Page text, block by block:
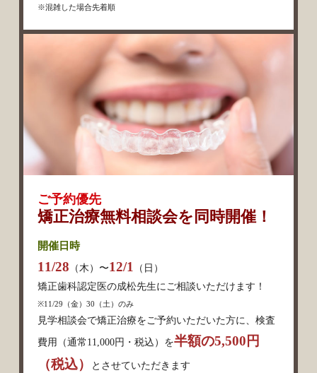
※混雑した場合先着順
ご予約優先
矯正治療無料相談会を同時開催！
開催日時
11/28 （木）〜12/1
（日）
矯正歯科認定医の成松先生にご相談いただけます！
※11/29（金）30（土）のみ
見学相談会で矯正治療をご予約いただいた方に、検査
費用（通常11,000円・税込）を半額の5,500円
（税込）
とさせていただきます